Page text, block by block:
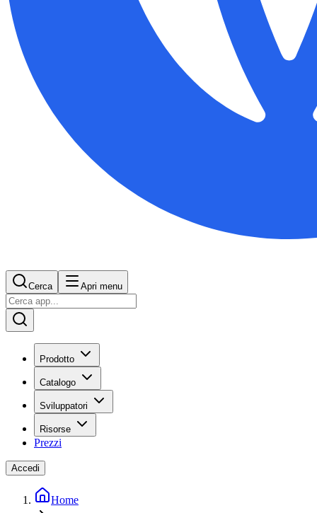
Cerca Apri menu
Prodotto
Catalogo
Sviluppatori
Risorse
Prezzi
Accedi
Home